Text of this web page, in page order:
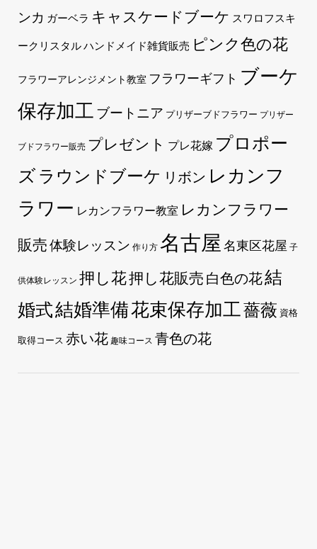
ンカ ガーベラ キャスケードブーケ スワロフスキ
ークリスタルハンドメイド雑貨販売 ピンク色の花
フラワーアレンジメント教室 フラワーギフト ブーケ
保存加工 ブートニア プリザーブドフラワー プリザー
ブドフラワー販売 プレゼント プレ花嫁 プロポー
ズ ラウンドブーケ リボン レカンフ
ラワー レカンフラワー教室 レカンフラワー
販売体験レッスン 作り方 名古屋 名東区花屋 子
供体験レッスン 押し花押し花販売 白色の花結
婚式結婚準備花束保存加工薔薇 資格
取得コース 赤い花 趣味コース 青色の花